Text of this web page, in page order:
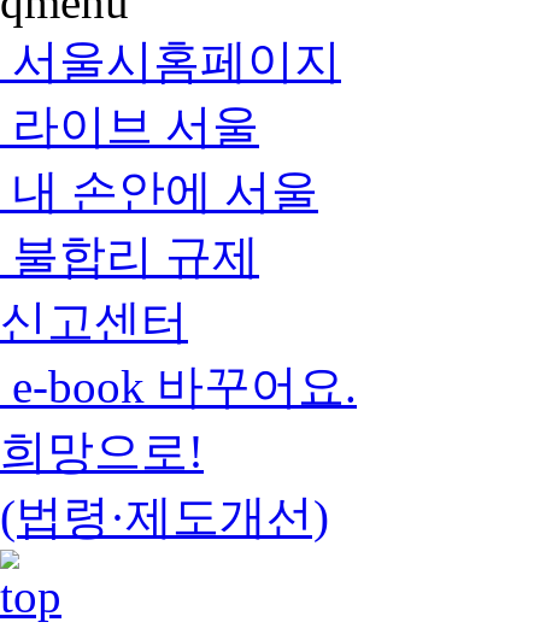
서울시홈페이지
라이브 서울
내 손안에 서울
불합리 규제
신고센터
e-book 바꾸어요.
희망으로!
(법령·제도개선)